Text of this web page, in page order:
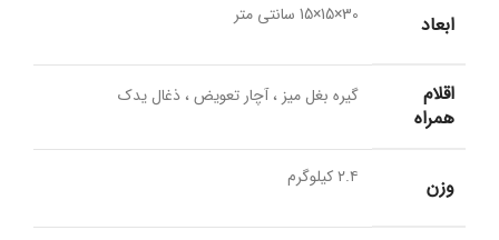
ابعاد 30×15×15 سانتی متر
اقلام
همراه
گیره بغل میز ، آچار تعویض ، ذغال یدک
وزن ۲.۴ کیلوگرم